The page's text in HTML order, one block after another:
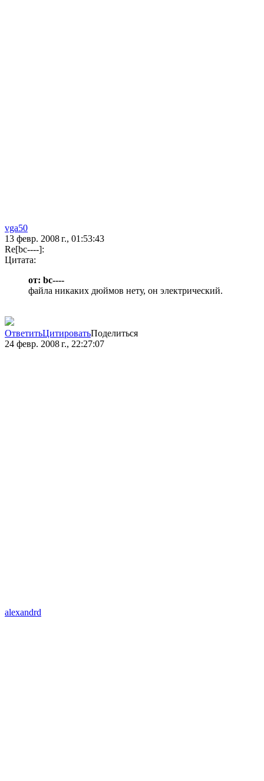
vga50
13 февр. 2008 г., 01:53:43
Re[bc----]:
Цитата:
от: bc----
файла никаких дюймов нету, он электрический.
ОтветитьЦитироватьПоделиться
24 февр. 2008 г., 22:27:07
alexandrd